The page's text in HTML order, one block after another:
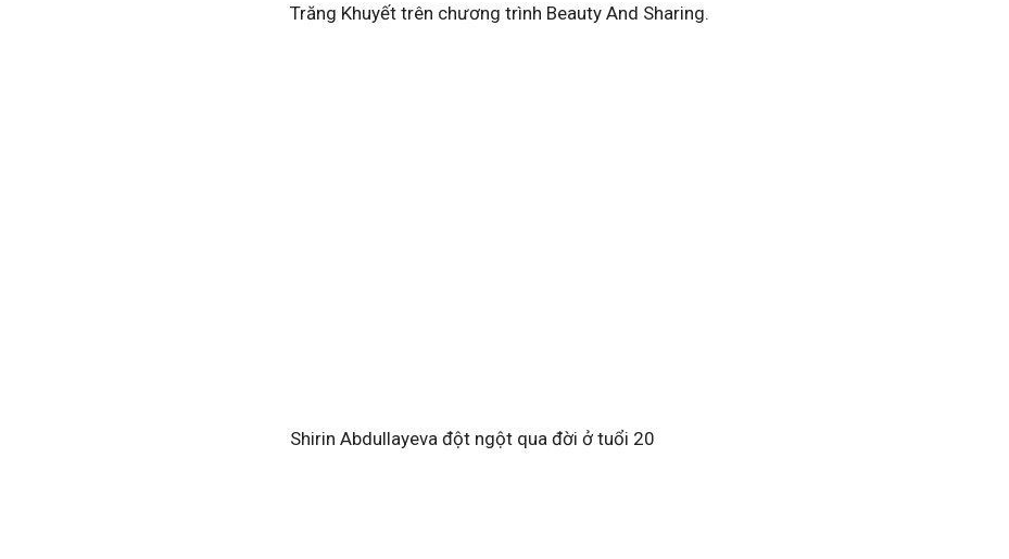
Trăng Khuyết trên chương trình Beauty And Sharing.
Shirin Abdullayeva đột ngột qua đời ở tuổi 20